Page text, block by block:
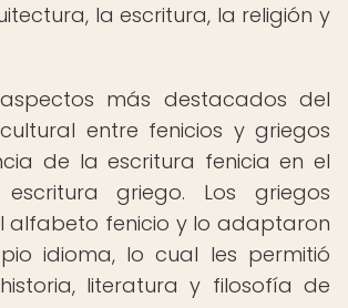
la escritura, la religión y
más destacados del
entre fenicios y griegos
de la escritura fenicia en el
griego. Los griegos
alfabeto fenicio y lo adaptaron
idioma, lo cual les permitió
literatura y filosofía de